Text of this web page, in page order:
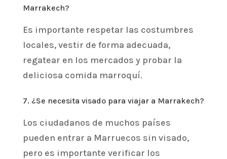
Marrakech?
Es importante respetar las costumbres
locales, vestir de forma adecuada,
regatear en los mercados y probar la
deliciosa comida marroquí.
7. ¿Se necesita visado para viajar a Marrakech?
Los ciudadanos de muchos países
pueden entrar a Marruecos sin visado,
pero es importante verificar los